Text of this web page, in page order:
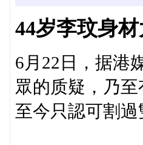
44岁李玟身
6月22日，据港
眾的质疑，乃
至今只認可割過